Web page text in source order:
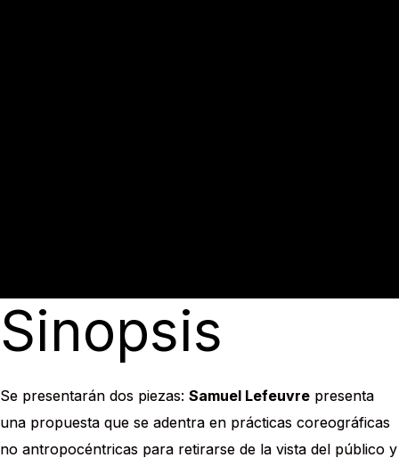
Sinopsis
Se presentarán dos piezas: Samuel Lefeuvre presenta
una propuesta que se adentra en prácticas coreográficas
no antropocéntricas para retirarse de la vista del público y